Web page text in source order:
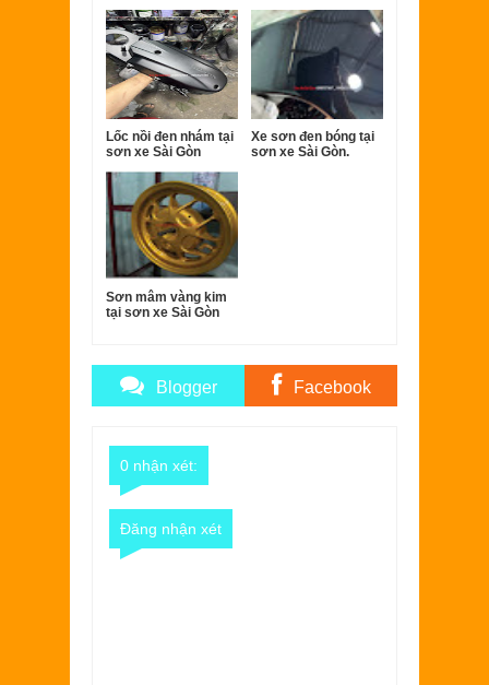
Lốc nồi đen nhám tại
sơn xe Sài Gòn
Xe sơn đen bóng tại
sơn xe Sài Gòn.
Sơn mâm vàng kim
tại sơn xe Sài Gòn
Blogger Facebook
0 nhận xét:
Đăng nhận xét